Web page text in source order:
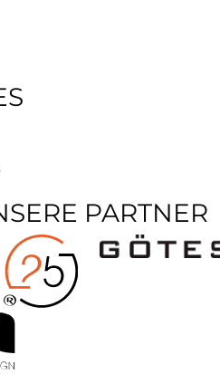
PARTNER